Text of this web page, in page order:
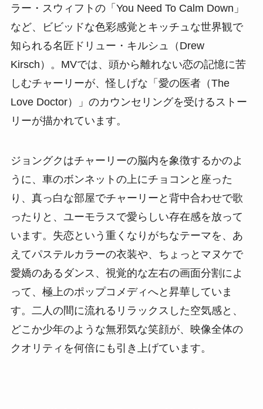
ラー・スウィフトの「You Need To Calm Down」
など、ビビッドな色彩感覚とキッチュな世界観で
知られる名匠ドリュー・キルシュ（Drew
Kirsch）。MVでは、頭から離れない恋の記憶に苦
しむチャーリーが、怪しげな「愛の医者（The
Love Doctor）」のカウンセリングを受けるストー
リーが描かれています。
ジョングクはチャーリーの脳内を象徴するかのよ
うに、車のボンネットの上にチョコンと座った
り、真っ白な部屋でチャーリーと背中合わせで歌
ったりと、ユーモラスで愛らしい存在感を放って
います。失恋という重くなりがちなテーマを、あ
えてパステルカラーの衣装や、ちょっとマヌケで
愛嬌のあるダンス、視覚的な左右の画面分割によ
って、極上のポップコメディへと昇華していま
す。二人の間に流れるリラックスした空気感と、
どこか少年のような無邪気な笑顔が、映像全体の
クオリティを何倍にも引き上げています。